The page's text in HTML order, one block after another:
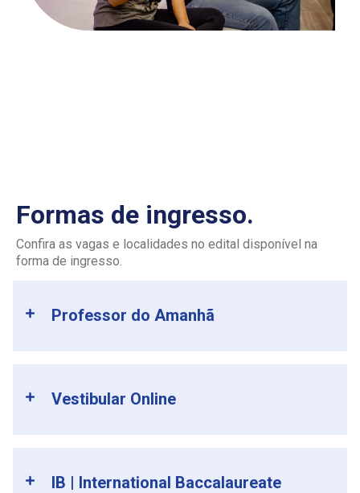
Formas de ingresso.
Confira as vagas e localidades no edital disponível na
forma de ingresso.
Professor do Amanhã
Vestibular Online
IB | International Baccalaureate